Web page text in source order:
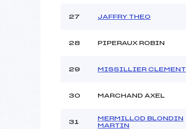
27 JAFFRY THEO
28 PIPERAUX ROBIN
29 MISSILLIER CLEMENT
30 MARCHAND AXEL
31
MERMILLOD BLONDIN
MARTIN